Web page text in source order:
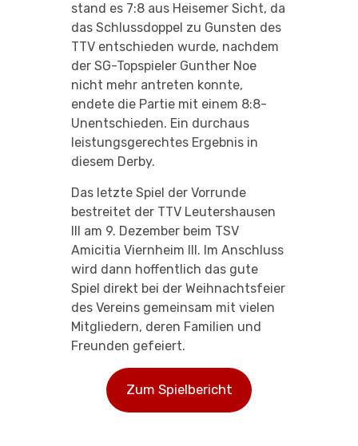
stand es 7:8 aus Heisemer Sicht, da
das Schlussdoppel zu Gunsten des
TTV entschieden wurde, nachdem
der SG-Topspieler Gunther Noe
nicht mehr antreten konnte,
endete die Partie mit einem 8:8-
Unentschieden. Ein durchaus
leistungsgerechtes Ergebnis in
diesem Derby.
Das letzte Spiel der Vorrunde
bestreitet der TTV Leutershausen
III am 9. Dezember beim TSV
Amicitia Viernheim III. Im Anschluss
wird dann hoffentlich das gute
Spiel direkt bei der Weihnachtsfeier
des Vereins gemeinsam mit vielen
Mitgliedern, deren Familien und
Freunden gefeiert.
Zum Spielbericht